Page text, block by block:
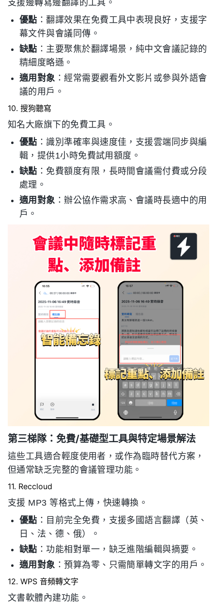
支援邊轉寫邊翻譯的工具。
優點 ：翻譯效果在免費工具中表現良好，支援字
幕文件與會議同傳。
缺點 ：主要聚焦於翻譯場景，純中文會議記錄的
精細度略遜。
適用對象 ：經常需要觀看外文影片或參與外語會
議的用戶。
10. 搜狗聽寫
知名大廠旗下的免費工具。
優點 ：識別準確率與速度佳，支援雲端同步與編
輯，提供1小時免費試用額度。
缺點 ：免費額度有限，長時間會議需付費或分段
處理。
適用對象 ：辦公協作需求高、會議時長適中的用
戶。
第三梯隊：免費/基礎型工具與特定場景解法
這些工具適合輕度使用者，或作為臨時替代方案，
但通常缺乏完整的會議管理功能。
11. Reccloud
支援 MP3 等格式上傳，快速轉換。
優點 ：目前完全免費，支援多國語言翻譯（英、
日、法、德、俄）。
缺點 ：功能相對單一，缺乏進階編輯與摘要。
適用對象 ：預算為零、只需簡單轉文字的用戶。
12. WPS 音頻轉文字
文書軟體內建功能。